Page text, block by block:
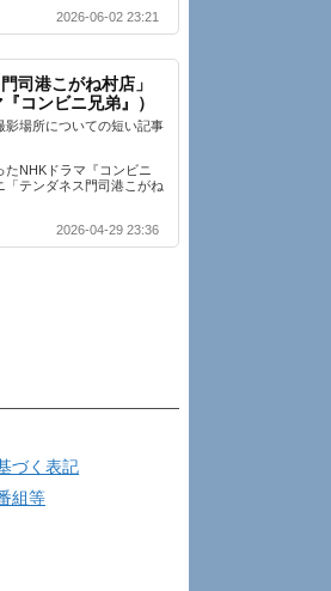
2026-06-02 23:21
司港こがね村店」
『コンビニ兄弟』）
影場所についての短い記事
たNHKドラマ『コンビニ
「テンダネス門司港こがね
2026-04-29 23:36
づく表記
組等